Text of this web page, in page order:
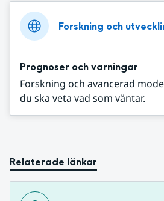
Forskning och
Prognoser och varningar
Forskning och avancerad
du ska veta vad som väntar.
Relaterade länkar